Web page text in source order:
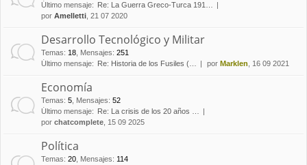
Último mensaje:
Re: La Guerra Greco-Turca 191…
por Amelletti , 21 07 2020
Desarrollo Tecnológico y Militar
Temas: 18 Mensajes: 251
Último mensaje:
Re: Historia de los Fusiles (… por Marklen , 16 09 2021
Economía
Temas: 5 Mensajes: 52
Último mensaje:
Re: La crisis de los 20 años …
por chatcomplete , 15 09 2025
Política
Temas: 20 Mensajes: 114